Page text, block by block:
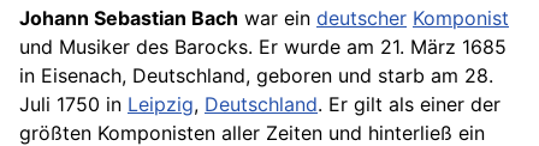
Johann Sebastian Bach war ein deutscher Komponist
und Musiker des Barocks. Er wurde am 21. März 1685
in Eisenach, Deutschland, geboren und starb am 28.
Juli 1750 in Leipzig, Deutschland. Er gilt als einer der
größten Komponisten aller Zeiten und hinterließ ein